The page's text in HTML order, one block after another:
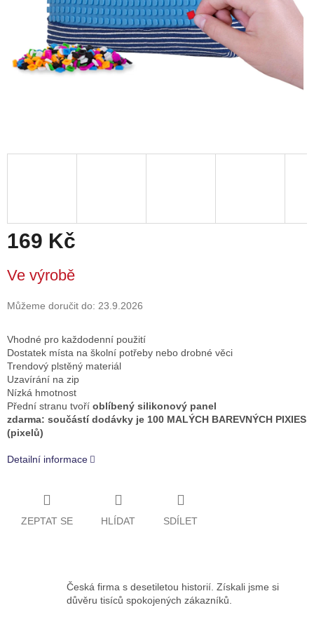
169 Kč
cena:
Ve výrobě
Můžeme doručit do: 23.9.2026
Vhodné pro každodenní použití
Dostatek místa na školní potřeby nebo drobné věci
Trendový plstěný materiál
Uzavírání na zip
Nízká hmotnost
Přední stranu tvoří oblíbený silikonový panel
zdarma: součástí dodávky je 100 MALÝCH BAREVNÝCH PIXIES
(pixelů)
Detailní informace
ZEPTAT SE HLÍDAT SDÍLET
Česká firma s desetiletou historií. Získali jsme si
důvěru tisíců spokojených zákazníků.